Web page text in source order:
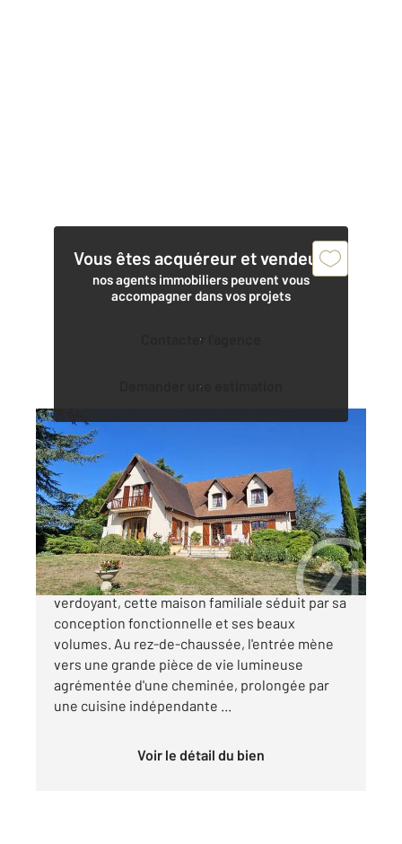
Vous êtes acquéreur et vendeur,
nos agents immobiliers peuvent vous
accompagner dans vos projets
Contacter l'agence
Demander une estimation
MIGNE AUXANCES 86
247,50 m
, 8 pièces
Ref : 799
Maison à vendre
447 300 €
Située dans un environnement calme et
verdoyant, cette maison familiale séduit par sa
conception fonctionnelle et ses beaux
volumes. Au rez-de-chaussée, l'entrée mène
vers une grande pièce de vie lumineuse
agrémentée d'une cheminée, prolongée par
une cuisine indépendante ...
Voir le détail du bien